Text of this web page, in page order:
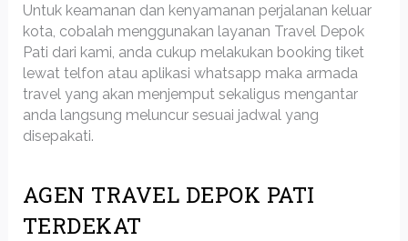
Untuk keamanan dan kenyamanan perjalanan keluar
kota, cobalah menggunakan layanan Travel Depok
Pati dari kami, anda cukup melakukan booking tiket
lewat telfon atau aplikasi whatsapp maka armada
travel yang akan menjemput sekaligus mengantar
anda langsung meluncur sesuai jadwal yang
disepakati.
AGEN TRAVEL DEPOK PATI
TERDEKAT